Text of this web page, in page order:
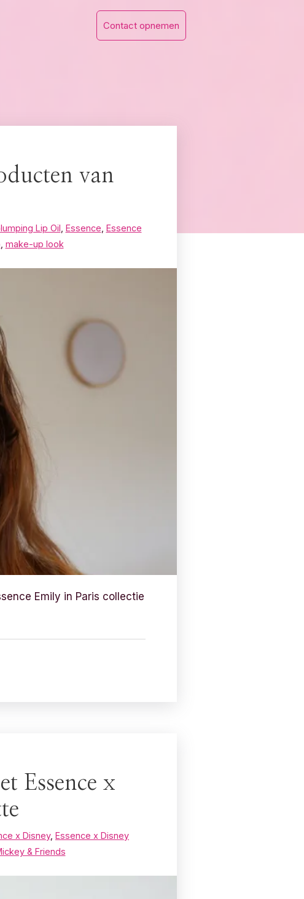
Contact opnemen
van
Lip Oil Essence Essence
make-up look
Emily in Paris collectie
Essence x
x Disney, Essence x Disney
& Friends